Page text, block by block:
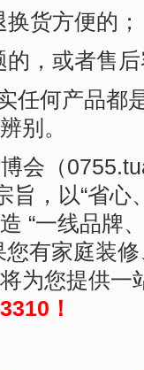
货方便的；
，或者售
任何产品都
别。
会（
旨，以“省心
“一线品牌
您有家庭装
为您提供一
！